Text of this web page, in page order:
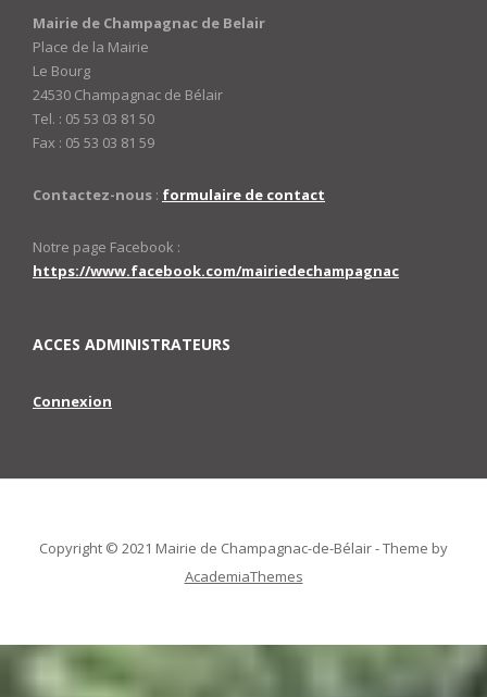
Mairie de Champagnac de Belair
Place de la Mairie
Le Bourg
24530 Champagnac de Bélair
Tel. : 05 53 03 81 50
Fax : 05 53 03 81 59
Contactez-nous : formulaire de contact
Notre page Facebook :
https://www.facebook.com/mairiedechampagnac
ACCES ADMINISTRATEURS
Connexion
Copyright © 2021 Mairie de Champagnac-de-Bélair -Theme by
AcademiaThemes